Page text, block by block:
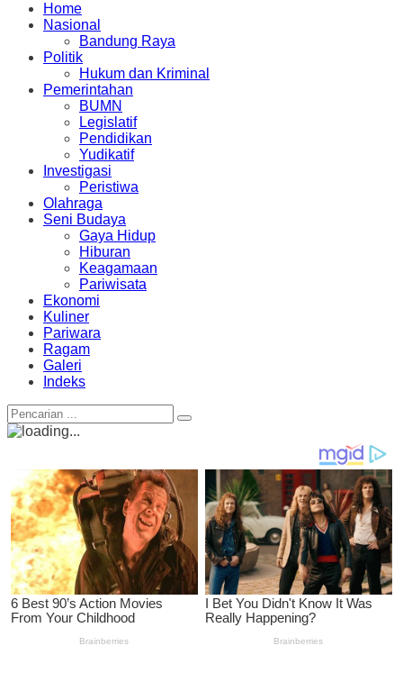
Home
Nasional
Bandung Raya
Politik
Hukum dan Kriminal
Pemerintahan
BUMN
Legislatif
Pendidikan
Yudikatif
Investigasi
Peristiwa
Olahraga
Seni Budaya
Gaya Hidup
Hiburan
Keagamaan
Pariwisata
Ekonomi
Kuliner
Pariwara
Ragam
Galeri
Indeks